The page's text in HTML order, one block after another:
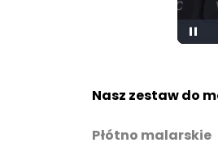
Pause
Nasz zestaw do
Płótno malarskie